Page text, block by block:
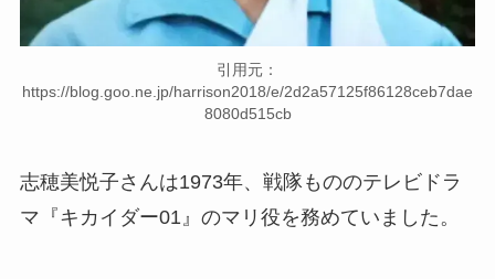
引用元：
https://blog.goo.ne.jp/harrison2018/e/2d2a57125f86128ceb7dae
8080d515cb
志穂美悦子さんは1973年、戦隊もののテレビドラ
マ『キカイダー01』のマリ役を務めていました。